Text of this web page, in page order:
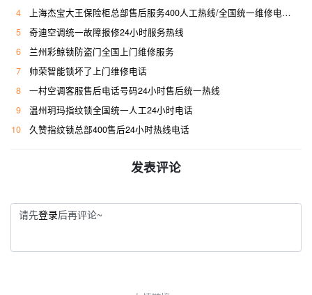
4
上海杰宝大王保险柜总部售后服务400人工热线/全国统一维修电话是多少
5
奇迪空调统一故障报修24小时服务热线
6
兰州彩鲸锁防盗门全国上门维修服务
7
帅荣智能锁坏了上门维修电话
8
一村空调客服售后电话号码24小时售后统一热线
9
温州玥玛指纹锁全国统一人工24小时电话
10
久赞指纹锁总部400售后24小时热线电话
发表评论
请先登录后再评论~